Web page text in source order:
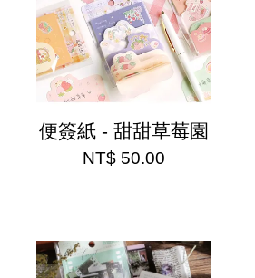
便簽紙 - 甜甜草莓園
NT$ 50.00